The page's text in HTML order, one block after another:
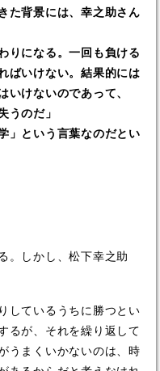
た背景には、幸之助さん
りになる。一回も負ける
ばいけない。結果的には
けないのであって、
うのだ」
」という言葉なのだとい
。しかし、松下幸之助
しているうちに勝つとい
るが、それを繰り返して
うまくいかないのは、時